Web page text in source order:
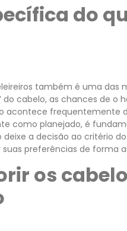
do
também é uma das
do cabelo, as chances de o
acontece frequentemente
como planejado, é
a decisão ao critério
preferências de forma
os